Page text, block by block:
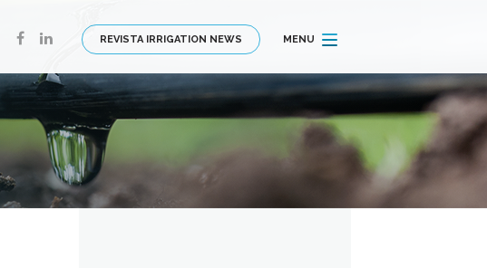
REVISTA IRRIGATION NEWS MENU